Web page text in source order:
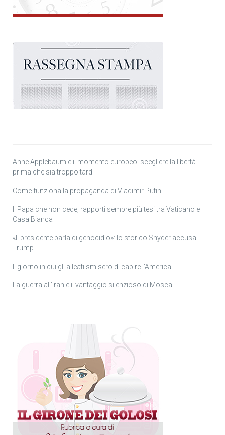
Anne Applebaum e il momento europeo: scegliere la libertà
prima che sia troppo tardi
Come funziona la propaganda di Vladimir Putin
Il Papa che non cede, rapporti sempre più tesi tra Vaticano e
Casa Bianca
«Il presidente parla di genocidio»: lo storico Snyder accusa
Trump
Il giorno in cui gli alleati smisero di capire l’America
La guerra all’Iran e il vantaggio silenzioso di Mosca